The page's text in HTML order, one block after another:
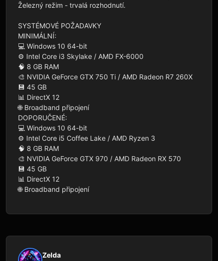
Železný režim - trvalá rozhodnutí.
SYSTÉMOVÉ POŽADAVKY
MINIMÁLNÍ:
💻 Windows 10 64-bit
⚙️ Intel Core i3 Skylake / AMD FX-6000
🧠 8 GB RAM
🎨 NVIDIA GeForce GTX 750 Ti / AMD Radeon R7 260X
💾 45 GB
📊 DirectX 12
🌐 Broadband připojení
DOPORUČENÉ:
💻 Windows 10 64-bit
⚙️ Intel Core i5 Coffee Lake / AMD Ryzen 3
🧠 8 GB RAM
🎨 NVIDIA GeForce GTX 970 / AMD Radeon RX 570
💾 45 GB
📊 DirectX 12
🌐 Broadband připojení
Zelda